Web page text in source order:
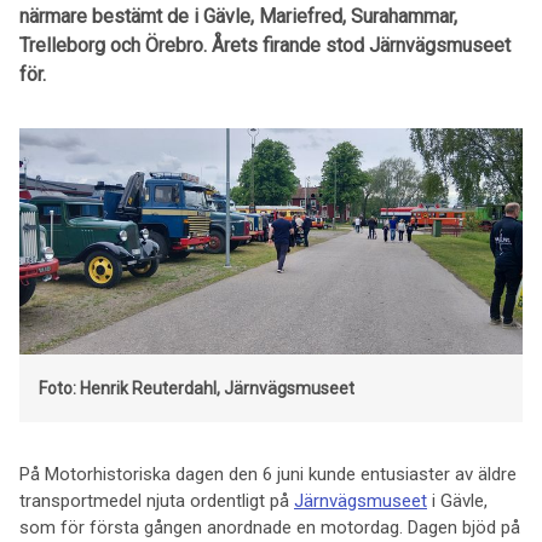
närmare bestämt de i Gävle, Mariefred, Surahammar,
Trelleborg och Örebro. Årets firande stod Järnvägsmuseet
för.
Foto: Henrik Reuterdahl, Järnvägsmuseet
På Motorhistoriska dagen den 6 juni kunde entusiaster av äldre
transportmedel njuta ordentligt på Järnvägsmuseet i Gävle,
som för första gången anordnade en motordag. Dagen bjöd på